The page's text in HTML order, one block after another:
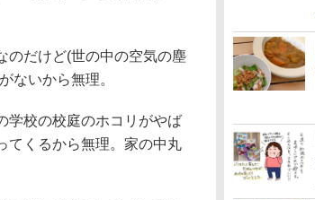
だけど(世の中の空気の塵
ないから無理。
学校の校庭のホコリがやば
てくるから無理。家の中丸